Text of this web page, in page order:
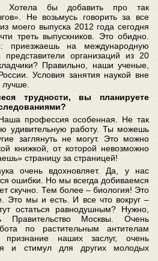
Хотела бы добавить про так
Не возьмусь говорить за все
моего выпуска 2012 года сегодня
треть выпускников. Это обидно.
приезжаешь на международную
организаций из 20
Правильно, наши ученые,
Условия занятия наукой вне
трудности, вы планируете
профессия особенная. Не так
удивительную работу. Ты можешь
заглянуть не могут. Это можно
книжкой, от которой невозможно
страницу за страницей!
очень вдохновляет. Да, у нас
ошибки. Но мы всегда добиваемся
скучно. Тем более – биология! Это
Это мы и есть. И все что вокруг –
остаться равнодушным? Нужно,
Правительство Москвы. Очень
по растительным антителам
признание наших заслуг, очень
и стимул для других молодых